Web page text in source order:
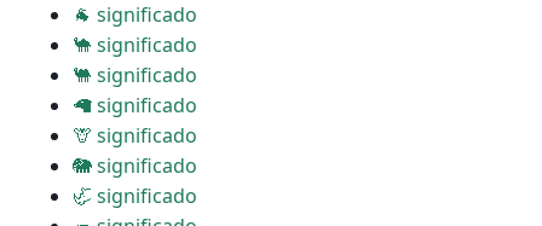
🐐 significado
🐪 significado
🐫 significado
🦙 significado
🦒 significado
🐘 significado
🦏 significado